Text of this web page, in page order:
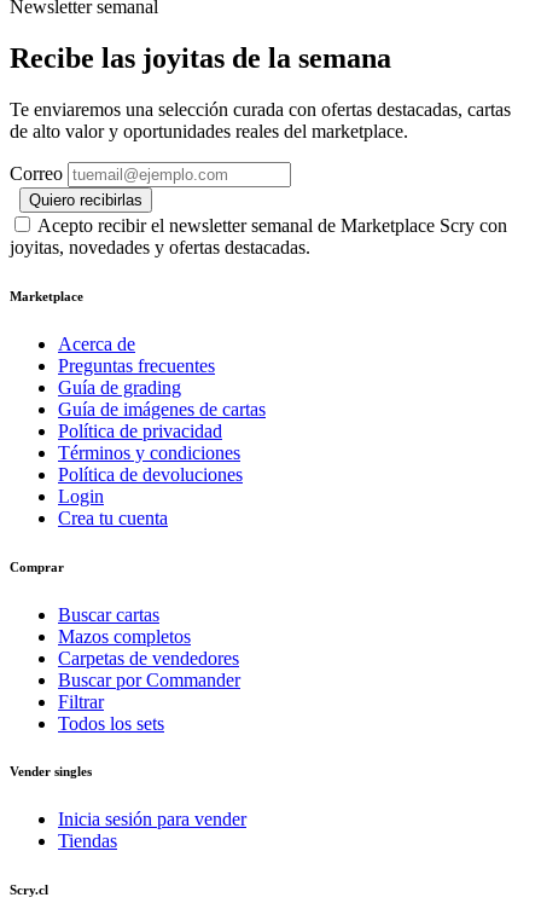
Newsletter semanal
Recibe las joyitas de la semana
Te enviaremos una selección curada con ofertas destacadas, cartas
de alto valor y oportunidades reales del marketplace.
Correo
Quiero recibirlas
Acepto recibir el newsletter semanal de Marketplace Scry con
joyitas, novedades y ofertas destacadas.
Marketplace
Acerca de
Preguntas frecuentes
Guía de grading
Guía de imágenes de cartas
Política de privacidad
Términos y condiciones
Política de devoluciones
Login
Crea tu cuenta
Comprar
Buscar cartas
Mazos completos
Carpetas de vendedores
Buscar por Commander
Filtrar
Todos los sets
Vender singles
Inicia sesión para vender
Tiendas
Scry.cl